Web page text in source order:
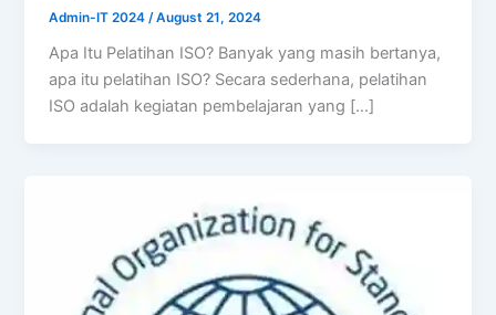
Admin-IT 2024 /August 21, 2024
Apa Itu Pelatihan ISO? Banyak yang masih bertanya,
apa itu pelatihan ISO? Secara sederhana, pelatihan
ISO adalah kegiatan pembelajaran yang […]